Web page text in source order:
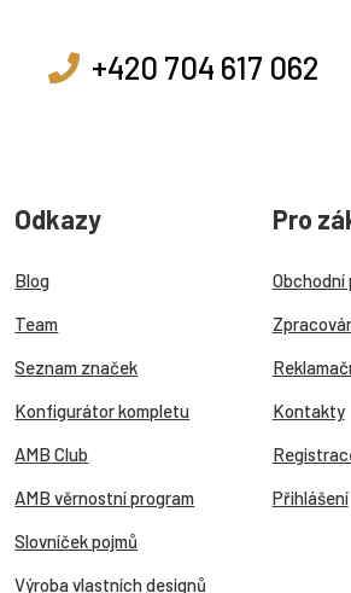
+420 704 617 062
Odkazy
Blog
Team
Seznam značek
Konfigurátor kompletu
AMB Club
AMB věrnostní program
Slovníček pojmů
Výroba vlastních designů
Pro
Obchodní
Kontakty
Přihlášení